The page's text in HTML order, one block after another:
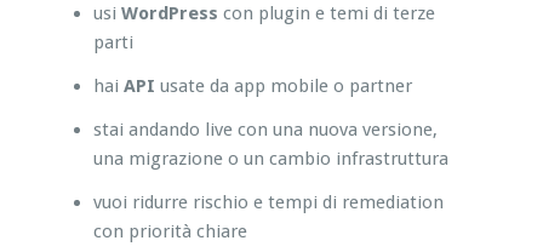
usi WordPress con plugin e temi di terze
parti
hai API usate da app mobile o partner
stai andando live con una nuova versione,
una migrazione o un cambio infrastruttura
vuoi ridurre rischio e tempi di remediation
con priorità chiare